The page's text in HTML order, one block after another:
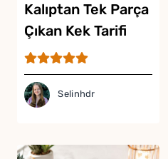
Kalıptan Tek Parça
Çıkan Kek Tarifi
Selinhdr